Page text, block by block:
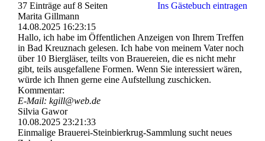
37 Einträge auf 8 Seiten
Ins Gästebuch eintragen
Marita Gillmann
14.08.2025 16:23:15
Hallo, ich habe im Öffentlichen Anzeigen von Ihrem Treffen
in Bad Kreuznach gelesen. Ich habe von meinem Vater noch
über 10 Biergläser, teilts von Brauereien, die es nicht mehr
gibt, teils ausgefallene Formen. Wenn Sie interessiert wären,
würde ich Ihnen gerne eine Aufstellung zuschicken.
Kommentar:
E-Mail: kgill@web.de
Silvia Gawor
10.08.2025 23:21:33
Einmalige Brauerei-­Steinbierkrug-­Sammlung sucht neues